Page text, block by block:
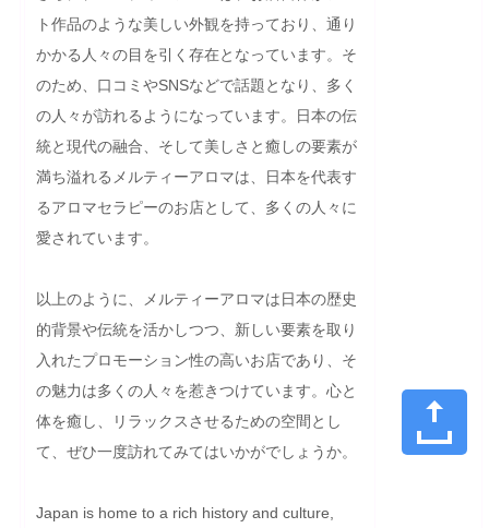
ト作品のような美しい外観を持っており、通り
かかる人々の目を引く存在となっています。そ
のため、口コミやSNSなどで話題となり、多く
の人々が訪れるようになっています。日本の伝
統と現代の融合、そして美しさと癒しの要素が
満ち溢れるメルティーアロマは、日本を代表す
るアロマセラピーのお店として、多くの人々に
愛されています。
以上のように、メルティーアロマは日本の歴史
的背景や伝統を活かしつつ、新しい要素を取り
入れたプロモーション性の高いお店であり、そ
の魅力は多くの人々を惹きつけています。心と
体を癒し、リラックスさせるための空間とし
て、ぜひ一度訪れてみてはいかがでしょうか。
Japan is home to a rich history and culture,